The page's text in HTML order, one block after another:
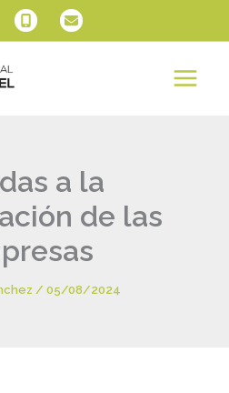
a la
de las
/ 05/08/2024